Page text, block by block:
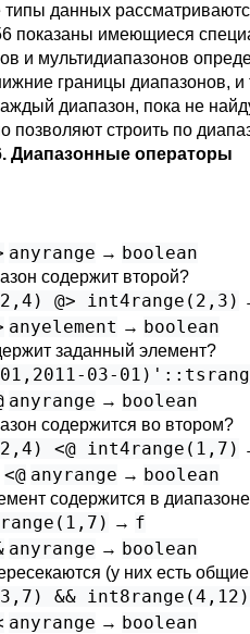
данных
показаны имеющиеся
и мультидиапазонов
границы диапазонов,
диапазон, пока не
позволяют строить по
Диапазонные операторы
anyrange → boolean
содержит второй?
@> int4range(2,3)
anyelement → boolean
заданный элемент?
03-
anyrange → boolean
содержится во втором?
<@ int4range(1,7)
<@ anyrange → boolean
содержится в
→ f
anyrange → boolean
(у них есть
&& int8range(4,12)
anyrange → boolean